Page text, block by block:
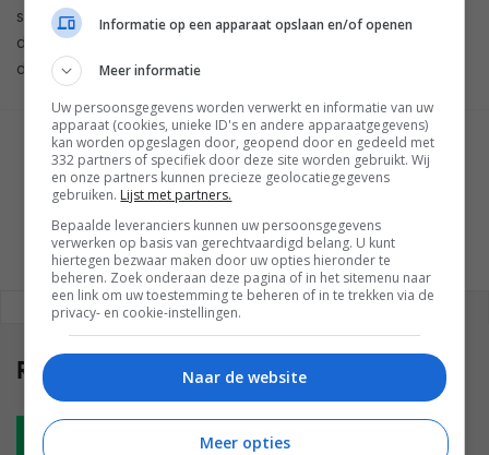
sleutelwoorden, evenals emojigebruik, reacties en meer. Of
deze zoekfunctie ook ooit gratis wordt aangeboden, lijkt op
dit moment niet zeker te zijn.
GESCHREVEN DOOR
WESLEY AKKERMAN
REAGEREN
Reacties
Plaats reactie
Informatie op een apparaat opslaan en/of openen
Meer informatie
Uw persoonsgegevens worden verwerkt en informatie van uw
apparaat (cookies, unieke ID's en andere apparaatgegevens)
kan worden opgeslagen door, geopend door en gedeeld met
332 partners of specifiek door deze site worden gebruikt. Wij
en onze partners kunnen precieze geolocatiegegevens
gebruiken. Lijst met partners.
Bepaalde leveranciers kunnen uw persoonsgegevens
verwerken op basis van gerechtvaardigd belang. U kunt
hiertegen bezwaar maken door uw opties hieronder te
beheren. Zoek onderaan deze pagina of in het sitemenu naar
een link om uw toestemming te beheren of in te trekken via de
privacy- en cookie-instellingen.
Naar de website
Meer opties